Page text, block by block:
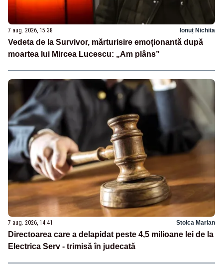
7 aug. 2026, 15:38 Ionuț Nichita
Vedeta de la Survivor, mărturisire emoționantă după
moartea lui Mircea Lucescu: „Am plâns”
7 aug. 2026, 14:41 Stoica Marian
Directoarea care a delapidat peste 4,5 milioane lei de la
Electrica Serv - trimisă în judecată